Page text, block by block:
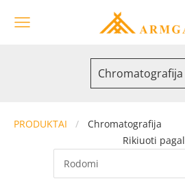
Chromatografija
PRODUKTAI
Chromatografija
Rikiuoti pagal